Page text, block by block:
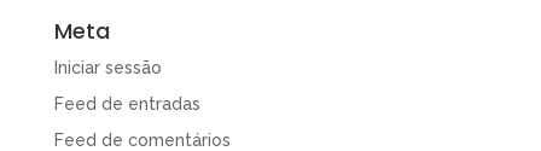
Meta
Iniciar sessão
Feed de entradas
Feed de comentários